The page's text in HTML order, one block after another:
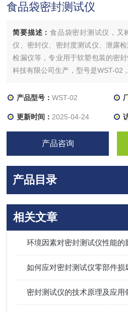
食品袋密封测试仪
简要描述：食品袋密封测试仪，又
仪、密封仪、密封度测试仪、泄露
检漏仪等，专业用于软塑包装的密
科技有限公司生产，型号是WST-02
产品型号：WST-02
更新时间： 2025-04-24
产品咨询
产品目录
相关文章
环境因素对密封测试仪性能的
如何应对密封测试仪零部件损
密封测试仪的技术原理及应用